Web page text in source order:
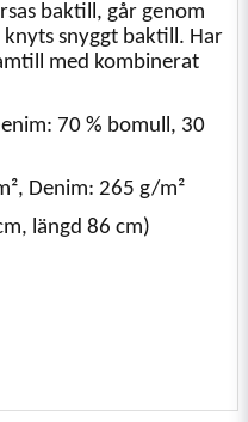
baktill, går genom
snyggt baktill. Har
med kombinerat
70 % bomull, 30
Denim: 265 g/m²
längd 86 cm)